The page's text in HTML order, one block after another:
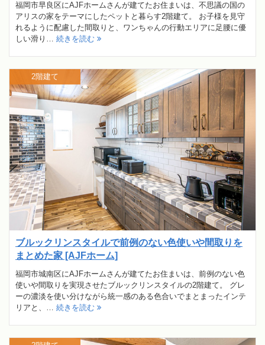
福岡市早良区にAJFホームさんが建てたお住まいは、不思議の国の
アリスの家をテーマにしたペットと暮らす2階建て。 お子様を見守
れるように配慮した間取りと、ワンちゃんの行動エリアに足腰に優
しい滑り… 続きを読む
ブルックリンスタイルで前例のない色使いや間取りを
まとめた家 [AJFホーム]
福岡市城南区にAJFホームさんが建てたお住まいは、前例のない色
使いや間取りを実現させたブルックリンスタイルの2階建て。 グレ
ーの濃淡を使い分けながら統一感のある色合いでまとまったインテ
リアと、… 続きを読む
2階建て